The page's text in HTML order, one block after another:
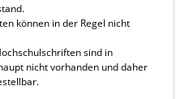
können in der Regel nicht
sind in
nicht vorhanden und daher